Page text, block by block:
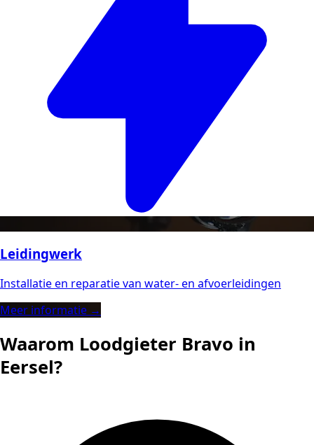
Leidingwerk
Installatie en reparatie van water- en afvoerleidingen
Meer informatie →
Waarom Loodgieter Bravo in
Eersel?